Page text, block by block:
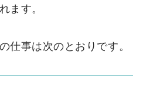
ます。
仕事は次のとおりです。